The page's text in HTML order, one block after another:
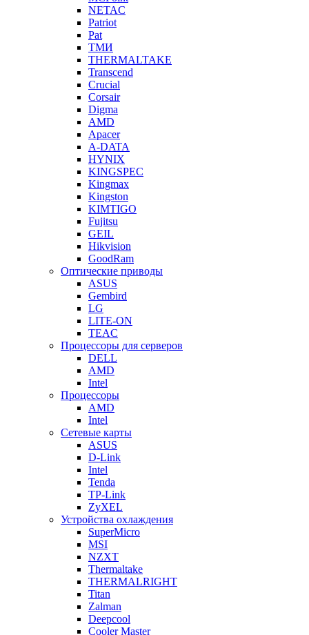
NETAC
Patriot
Pat
ТМИ
THERMALTAKE
Transcend
Crucial
Corsair
Digma
AMD
Apacer
A-DATA
HYNIX
KINGSPEC
Kingmax
Kingston
KIMTIGO
Fujitsu
GEIL
Hikvision
GoodRam
Оптические приводы
ASUS
Gembird
LG
LITE-ON
TEAC
Процессоры для серверов
DELL
AMD
Intel
Процессоры
AMD
Intel
Сетевые карты
ASUS
D-Link
Intel
Tenda
TP-Link
ZyXEL
Устройства охлаждения
SuperMicro
MSI
NZXT
Thermaltake
THERMALRIGHT
Titan
Zalman
Deepcool
Cooler Master